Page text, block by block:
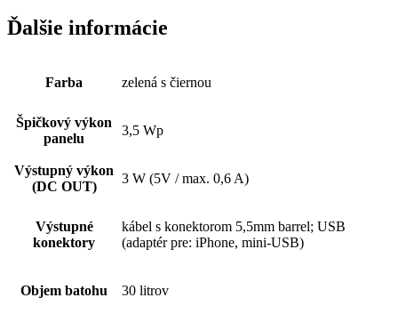
Ďalšie informácie
Farba zelená s čiernou
Špičkový výkon
panelu
3,5 Wp
Výstupný výkon
(DC OUT)
3 W (5V / max. 0,6 A)
Výstupné
konektory
kábel s konektorom 5,5mm barrel; USB
(adaptér pre: iPhone, mini-USB)
Objem batohu 30 litrov